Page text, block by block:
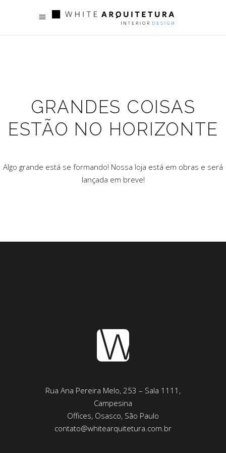
GRANDES COISAS
ESTÃO NO HORIZONTE
Algo grande está se formando! Nossa loja está em obras e será
lançada em breve!
Rua Ana Pereira Melo, 253 – Sala 1111,
Campesina
Offices, Osasco, São Paulo
contato@whitearquitetura.com.br